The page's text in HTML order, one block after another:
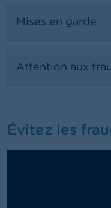
Mises en garde
Attention aux
Évitez les